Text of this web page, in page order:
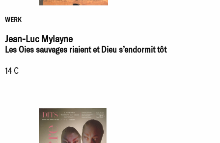
WERK
Jean-Luc Mylayne
Les Oies sauvages riaient et Dieu s’endormit tôt
14 €